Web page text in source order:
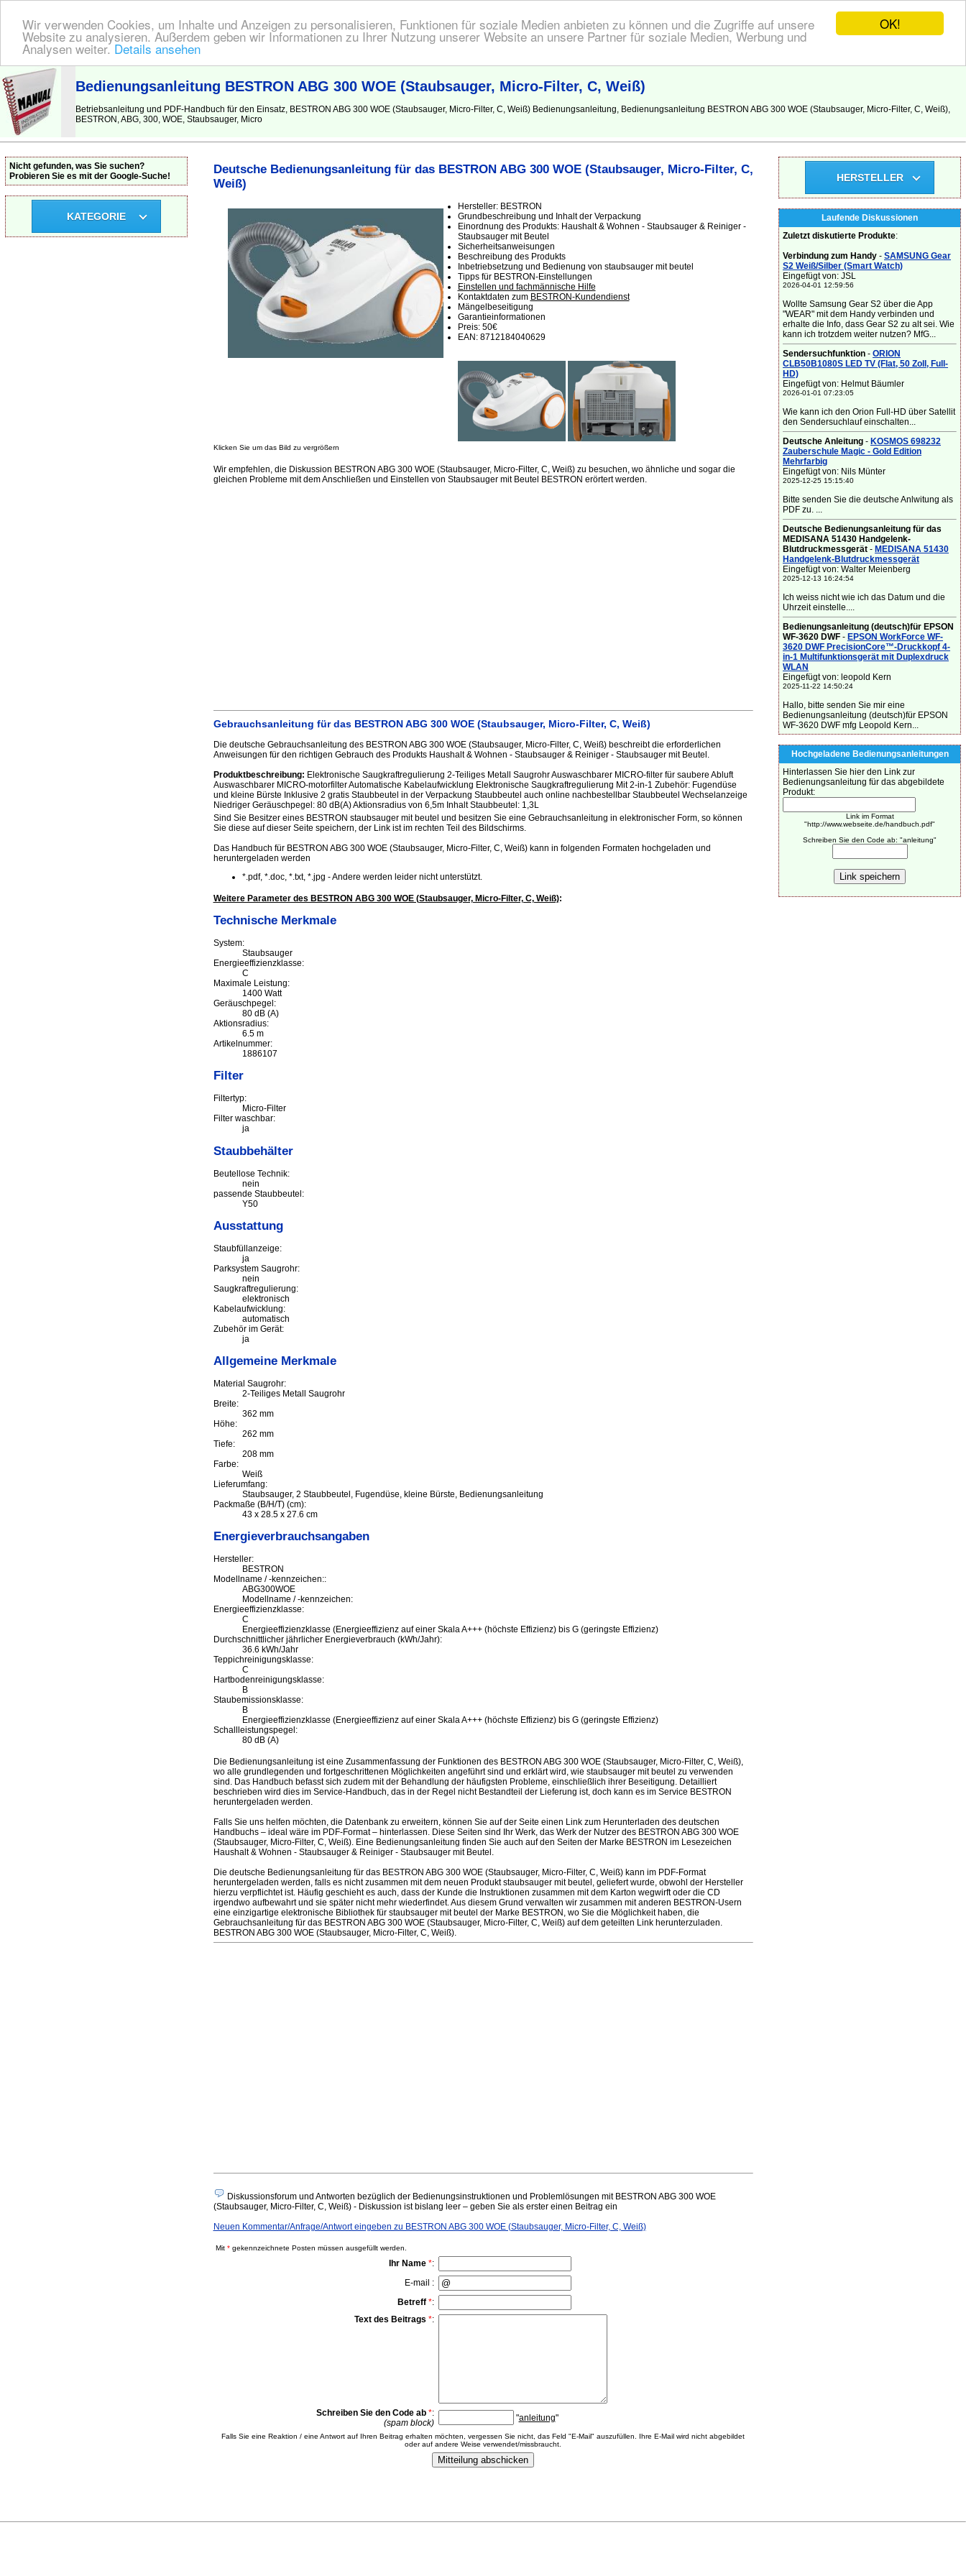
OK!
Wir verwenden Cookies, um Inhalte und Anzeigen zu personalisieren, Funktionen für soziale Medien anbieten zu können und die Zugriffe auf unsere
Website zu analysieren. Außerdem geben wir Informationen zu Ihrer Nutzung unserer Website an unsere Partner für soziale Medien, Werbung und
Analysen weiter. Details ansehen
BEDIENUNGSANLEITUNG | Hier finden Sie die deutsche Anleitung!
Bedienungsanleitung BESTRON ABG 300 WOE (Staubsauger, Micro-Filter, C, Weiß)
Betriebsanleitung und PDF-Handbuch für den Einsatz, BESTRON ABG 300 WOE (Staubsauger, Micro-Filter, C, Weiß) Bedienungsanleitung, Bedienungsanleitung BESTRON ABG 300 WOE (Staubsauger, Micro-Filter, C, Weiß),
BESTRON, ABG, 300, WOE, Staubsauger, Micro
Deutsche Bedienungsanleitung für das BESTRON ABG 300 WOE (Staubsauger, Micro-Filter, C,
Weiß)
Hersteller: BESTRON
Grundbeschreibung und Inhalt der Verpackung
Einordnung des Produkts: Haushalt & Wohnen - Staubsauger & Reiniger -
Staubsauger mit Beutel
Sicherheitsanweisungen
Beschreibung des Produkts
Inbetriebsetzung und Bedienung von staubsauger mit beutel
Tipps für BESTRON-Einstellungen
Einstellen und fachmännische Hilfe
Kontaktdaten zum BESTRON-Kundendienst
Mängelbeseitigung
Garantieinformationen
Preis: 50€
EAN: 8712184040629
Klicken Sie um das Bild zu vergrößern
Wir empfehlen, die Diskussion BESTRON ABG 300 WOE (Staubsauger, Micro-Filter, C, Weiß) zu besuchen, wo ähnliche und sogar die
gleichen Probleme mit dem Anschließen und Einstellen von Staubsauger mit Beutel BESTRON erörtert werden.
Gebrauchsanleitung für das BESTRON ABG 300 WOE (Staubsauger, Micro-Filter, C, Weiß)
Die deutsche Gebrauchsanleitung des BESTRON ABG 300 WOE (Staubsauger, Micro-Filter, C, Weiß) beschreibt die erforderlichen
Anweisungen für den richtigen Gebrauch des Produkts Haushalt & Wohnen - Staubsauger & Reiniger - Staubsauger mit Beutel.
Produktbeschreibung: Elektronische Saugkraftregulierung 2-Teiliges Metall Saugrohr Auswaschbarer MICRO-filter für saubere Abluft
Auswaschbarer MICRO-motorfilter Automatische Kabelaufwicklung Elektronische Saugkraftregulierung Mit 2-in-1 Zubehör: Fugendüse
und kleine Bürste Inklusive 2 gratis Staubbeutel in der Verpackung Staubbeutel auch online nachbestellbar Staubbeutel Wechselanzeige
Niedriger Geräuschpegel: 80 dB(A) Aktionsradius von 6,5m Inhalt Staubbeutel: 1,3L
Sind Sie Besitzer eines BESTRON staubsauger mit beutel und besitzen Sie eine Gebrauchsanleitung in elektronischer Form, so können
Sie diese auf dieser Seite speichern, der Link ist im rechten Teil des Bildschirms.
Das Handbuch für BESTRON ABG 300 WOE (Staubsauger, Micro-Filter, C, Weiß) kann in folgenden Formaten hochgeladen und
heruntergeladen werden
*.pdf, *.doc, *.txt, *.jpg - Andere werden leider nicht unterstützt.
Weitere Parameter des BESTRON ABG 300 WOE (Staubsauger, Micro-Filter, C, Weiß):
Technische Merkmale
System:
Staubsauger
Energieeffizienzklasse:
C
Maximale Leistung:
1400 Watt
Geräuschpegel:
80 dB (A)
Aktionsradius:
6.5 m
Artikelnummer:
1886107
Filter
Filtertyp:
Micro-Filter
Filter waschbar:
ja
Staubbehälter
Beutellose Technik:
nein
passende Staubbeutel:
Y50
Ausstattung
Staubfüllanzeige:
ja
Parksystem Saugrohr:
nein
Saugkraftregulierung:
elektronisch
Kabelaufwicklung:
automatisch
Zubehör im Gerät:
ja
Allgemeine Merkmale
Material Saugrohr:
2-Teiliges Metall Saugrohr
Breite:
362 mm
Höhe:
262 mm
Tiefe:
208 mm
Farbe:
Weiß
Lieferumfang:
Staubsauger, 2 Staubbeutel, Fugendüse, kleine Bürste, Bedienungsanleitung
Packmaße (B/H/T) (cm):
43 x 28.5 x 27.6 cm
Energieverbrauchsangaben
Hersteller:
BESTRON
Modellname / -kennzeichen::
ABG300WOE
Modellname / -kennzeichen:
Energieeffizienzklasse:
C
Energieeffizienzklasse (Energieeffizienz auf einer Skala A+++ (höchste Effizienz) bis G (geringste Effizienz)
Durchschnittlicher jährlicher Energieverbrauch (kWh/Jahr):
36.6 kWh/Jahr
Teppichreinigungsklasse:
C
Hartbodenreinigungsklasse:
B
Staubemissionsklasse:
B
Energieeffizienzklasse (Energieeffizienz auf einer Skala A+++ (höchste Effizienz) bis G (geringste Effizienz)
Schallleistungspegel:
80 dB (A)
Die Bedienungsanleitung ist eine Zusammenfassung der Funktionen des BESTRON ABG 300 WOE (Staubsauger, Micro-Filter, C, Weiß),
wo alle grundlegenden und fortgeschrittenen Möglichkeiten angeführt sind und erklärt wird, wie staubsauger mit beutel zu verwenden
sind. Das Handbuch befasst sich zudem mit der Behandlung der häufigsten Probleme, einschließlich ihrer Beseitigung. Detailliert
beschrieben wird dies im Service-Handbuch, das in der Regel nicht Bestandteil der Lieferung ist, doch kann es im Service BESTRON
heruntergeladen werden.
Falls Sie uns helfen möchten, die Datenbank zu erweitern, können Sie auf der Seite einen Link zum Herunterladen des deutschen
Handbuchs – ideal wäre im PDF-Format – hinterlassen. Diese Seiten sind Ihr Werk, das Werk der Nutzer des BESTRON ABG 300 WOE
(Staubsauger, Micro-Filter, C, Weiß). Eine Bedienungsanleitung finden Sie auch auf den Seiten der Marke BESTRON im Lesezeichen
Haushalt & Wohnen - Staubsauger & Reiniger - Staubsauger mit Beutel.
Die deutsche Bedienungsanleitung für das BESTRON ABG 300 WOE (Staubsauger, Micro-Filter, C, Weiß) kann im PDF-Format
heruntergeladen werden, falls es nicht zusammen mit dem neuen Produkt staubsauger mit beutel, geliefert wurde, obwohl der Hersteller
hierzu verpflichtet ist. Häufig geschieht es auch, dass der Kunde die Instruktionen zusammen mit dem Karton wegwirft oder die CD
irgendwo aufbewahrt und sie später nicht mehr wiederfindet. Aus diesem Grund verwalten wir zusammen mit anderen BESTRON-Usern
eine einzigartige elektronische Bibliothek für staubsauger mit beutel der Marke BESTRON, wo Sie die Möglichkeit haben, die
Gebrauchsanleitung für das BESTRON ABG 300 WOE (Staubsauger, Micro-Filter, C, Weiß) auf dem geteilten Link herunterzuladen.
BESTRON ABG 300 WOE (Staubsauger, Micro-Filter, C, Weiß).
Diskussionsforum und Antworten bezüglich der Bedienungsinstruktionen und Problemlösungen mit BESTRON ABG 300 WOE
(Staubsauger, Micro-Filter, C, Weiß) - Diskussion ist bislang leer – geben Sie als erster einen Beitrag ein
Neuen Kommentar/Anfrage/Antwort eingeben zu BESTRON ABG 300 WOE (Staubsauger, Micro-Filter, C, Weiß)
Mit *gekennzeichnete Posten müssen ausgefüllt werden.
Ihr Name *:
E-mail :
Betreff *:
Text des Beitrags *:
Schreiben Sie den Code ab *:
(spam block)
"anleitung"
Falls Sie eine Reaktion / eine Antwort auf Ihren Beitrag erhalten möchten, vergessen Sie nicht, das Feld "E-Mail" auszufüllen. Ihre E-Mail wird nicht abgebildet
oder auf andere Weise verwendet/missbraucht.
Nicht gefunden, was Sie suchen?
Probieren Sie es mit der Google-Suche!
KATEGORIE
HERSTELLER
Laufende Diskussionen
Zuletzt diskutierte Produkte:
Verbindung zum Handy - SAMSUNG Gear
S2 Weiß/Silber (Smart Watch)
Eingefügt von: JSL
2026-04-01 12:59:56
Wollte Samsung Gear S2 über die App
"WEAR" mit dem Handy verbinden und
erhalte die Info, dass Gear S2 zu alt sei. Wie
kann ich trotzdem weiter nutzen? MfG...
Sendersuchfunktion - ORION
CLB50B1080S LED TV (Flat, 50 Zoll, Full-
HD)
Eingefügt von: Helmut Bäumler
2026-01-01 07:23:05
Wie kann ich den Orion Full-HD über Satellit
den Sendersuchlauf einschalten...
Deutsche Anleitung - KOSMOS 698232
Zauberschule Magic - Gold Edition
Mehrfarbig
Eingefügt von: Nils Münter
2025-12-25 15:15:40
Bitte senden Sie die deutsche Anlwitung als
PDF zu. ...
Deutsche Bedienungsanleitung für das
MEDISANA 51430 Handgelenk-
Blutdruckmessgerät - MEDISANA 51430
Handgelenk-Blutdruckmessgerät
Eingefügt von: Walter Meienberg
2025-12-13 16:24:54
Ich weiss nicht wie ich das Datum und die
Uhrzeit einstelle....
Bedienungsanleitung (deutsch)für EPSON
WF-3620 DWF - EPSON WorkForce WF-
3620 DWF PrecisionCore™-Druckkopf 4-
in-1 Multifunktionsgerät mit Duplexdruck
WLAN
Eingefügt von: leopold Kern
2025-11-22 14:50:24
Hallo, bitte senden Sie mir eine
Bedienungsanleitung (deutsch)für EPSON
WF-3620 DWF mfg Leopold Kern...
Hochgeladene Bedienungsanleitungen
Hinterlassen Sie hier den Link zur
Bedienungsanleitung für das abgebildete
Produkt:
Link im Format
"http://www.webseite.de/handbuch.pdf"
Schreiben Sie den Code ab: "anleitung"